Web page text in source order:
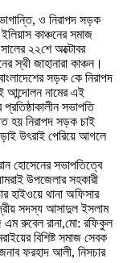
ও নিরাপদ সড়ক
কাঞ্চনের সমাজ
২২শে অক্টোবর
স্থী জাহানারা কাঞ্চন।
সড়ক কে নিরাপদ
আন্দোলন নামের এই
সভাপতি
হয় নিরাপদ সড়ক চাই
উৎরাই পেরিয়ে আগলে
হোসেনের সভাপতিত্বে
উপজেলার সহকারী
হাইওয়ে থানা অফিসার
সদস্য আসাদুল ইসলাম
এম রুবেল রানা,মো: রফিকুল
বিশিষ্ট সমাজ সেবক
ফরহাদ আলী, নিসচার